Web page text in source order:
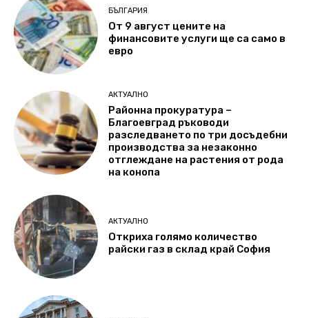
БЪЛГАРИЯ
От 9 август цените на
финансовите услуги ще са само в
евро
АКТУАЛНО
Районна прокуратура –
Благоевград ръководи
разследването по три досъдебни
производства за незаконно
отглеждане на растения от рода
на конопа
АКТУАЛНО
Откриха голямо количество
райски газ в склад край София